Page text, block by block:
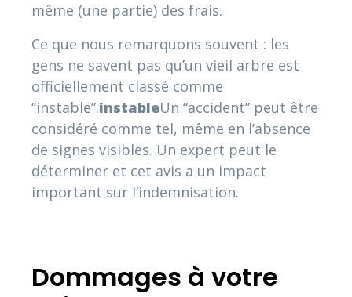
même (une partie) des frais.
Ce que nous remarquons souvent : les
gens ne savent pas qu’un vieil arbre est
officiellement classé comme
“instable”.instableUn “accident” peut être
considéré comme tel, même en l’absence
de signes visibles. Un expert peut le
déterminer et cet avis a un impact
important sur l’indemnisation.
Dommages à votre